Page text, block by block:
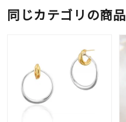
同じカテゴリの商品